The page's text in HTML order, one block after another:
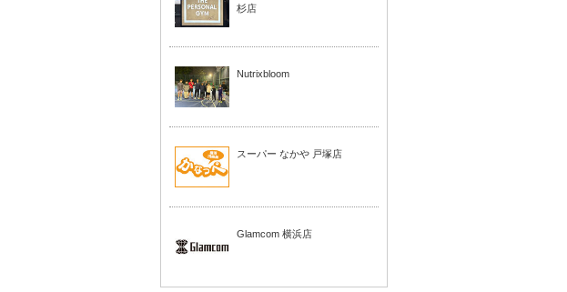
杉店
Nutrixbloom
スーパー なかや 戸塚店
Glamcom 横浜店